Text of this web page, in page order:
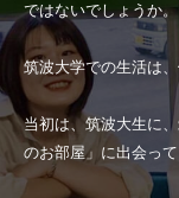
ではないでしょうか。
筑波大学での生活は
当初は、筑波大生に
のお部屋」に出会っ